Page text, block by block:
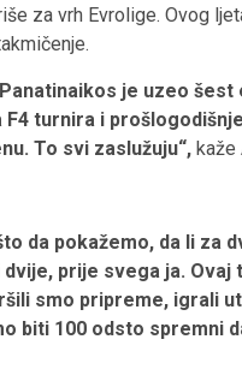
za vrh Evrolige. Ovog
je uzeo
turnira i
To svi zaslužuju“, kaže
da pokažemo, da li za
prije svega ja.
smo pripreme, igrali
biti 100 odsto spremni